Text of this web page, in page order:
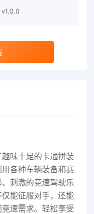
v1.0.0
味十足的卡通拼装
各种车辆装备和赛
刺激的竞速驾驶乐
能征服对手，还能
速需求。轻松享受